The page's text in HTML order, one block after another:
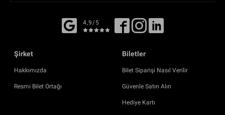
4,9/5
Şirket
Hakkımızda
Resmi Bilet Ortağı
Biletler
Bilet Siparişi Nasıl Verilir
Güvenle Satın Alın
Hediye Kartı